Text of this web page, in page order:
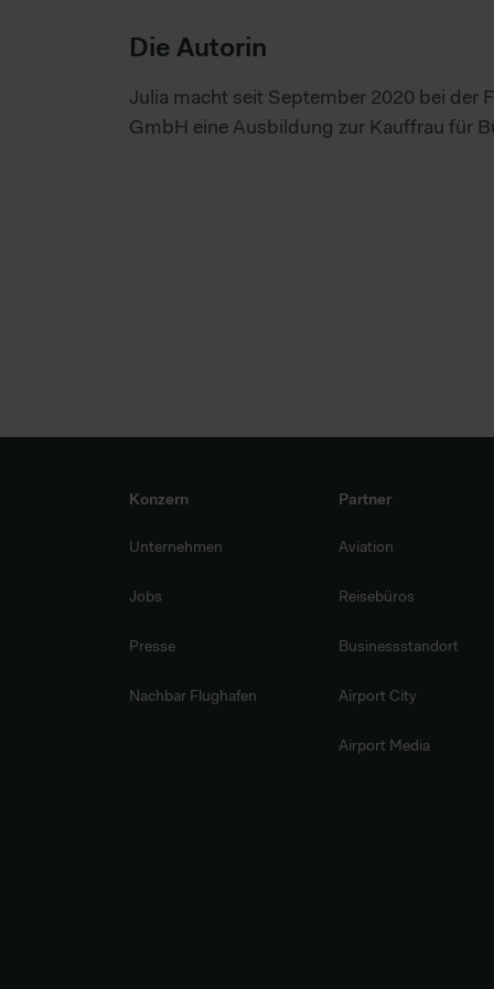
Die Autorin
Julia macht seit September 2020 bei der
GmbH eine Ausbildung zur Kauffrau für
Konzern
Unternehmen
Jobs
Presse
Nachbar Flughafen
Partner
Aviation
Reisebüros
Businessstandort
Airport City
Airport Media